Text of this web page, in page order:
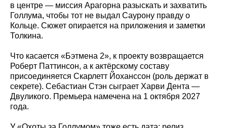
в центре — миссия Арагорна разыскать и захватить
Голлума, чтобы тот не выдал Саурону правду о
Кольце. Сюжет опирается на приложения и заметки
Толкина.
Что касается «Бэтмена 2», к проекту возвращается
Роберт Паттинсон, а к актёрскому составу
присоединяется Скарлетт Йоханссон (роль держат в
секрете). Себастиан Стэн сыграет Харви Дента —
Двуликого. Премьера намечена на 1 октября 2027
года.